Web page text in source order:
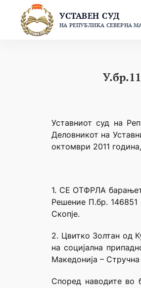
content
УСТАВЕН СУД
НА РЕПУБЛИКА СЕВЕРНА
Уставниот суд на
Деловникот на
октомври 2011
1. СЕ ОТФРЛА
Решение П.бр. 146851
Скопје.
2. Цвитко Золтан од
на социјална
Македонија –
Според наводите во